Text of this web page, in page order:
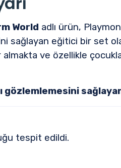
World adlı ürün,
sağlayan eğitici bir set
ve özellikle
gözlemlemesini
tespit edildi.